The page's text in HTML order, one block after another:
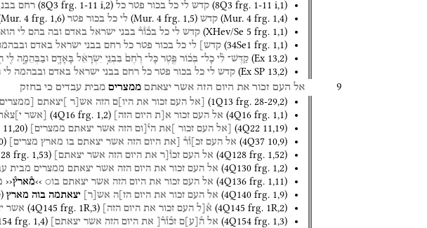
(8Q3 frg. 1-11 i,1) קדש לי כל בכור פטר כל (8Q3 frg. 1-11 i,2) רחם
(Mur. 4 frg. 1,4) קדש (Mur. 4 frg. 1,5) לי כל בכור פטר Mur. 4 frg. 1,6)
(XHev/Se 5 frg. 1,1) קדש לי כל בכ֯ו֯ר֯ בבני ישראל באדם ובה בהם לי הוא
(34Se1 frg. 1,1) קדש] לי כל בכור פטר כל רחם בבני ישראל באדם
(Ex 13,2) קַדֶּשׁ־ לִ֨י כָל־ בְּכ֜וֹר פֶּ֤טֶר כָּל־ רֶ֙חֶם֙ בִּבְנֵ֣י יִשְׂרָאֵ֔ל בָּאָדָ֖ם וּבַבְּהֵמָ֑ה לִ֖י
(Ex SP 13,2) קדש לי כל בכור פטר כל רחם בבני ישראל באדם ובבהמה לי
9 אל העם זכור את היום הזה אשר יצאתם ממצרים מבית עבדים כי בחזק
(1Q13 frg. 28-29,2) [אל העם זכור את היו]ם הזה אש[ר ]יצאתם [ממצרים
(4Q16 frg. 1,1) אל העם זכור א[ת היום הזה] (4Q16 frg. 1,2) [אשר
(4Q22 11,19) [אל העם זכור ]את הי֯[ום הזה אשר יצאתם ממצרים] 11,20)
(4Q37 10,9) אל העם זכ]ו֯ר֯ [את היום הזה אשר יצאתם בו מארץ מצרים] )
(4Q128 frg. 1,52) אל העם זכו֯[ר את היום הזה אשר יצאתם] frg. 1,53)
(4Q130 frg. 1,2) אל העם זכור את היום הזה אשר יצאתם ממצרים מבית
(4Q136 frg. 1,11) אל העם זכור את היום הזה אשר יצאתם בו○ ››מ֯ארץ֯‹‹
(4Q140 frg. 1,9) אל העם זכור את היום הז]ה אש ר יצאתמה בוה מארץ )
(4Q145 frg. 1R,2) א֯[ל העם זכור את היום הזה] (4Q145 frg. 1R,3) אשר
(4Q154 frg. 1,3) אל ה֯ ע ם זכ֯ו֯ר֯[ את היום הזה אשר יצאתם] frg. 1,4)